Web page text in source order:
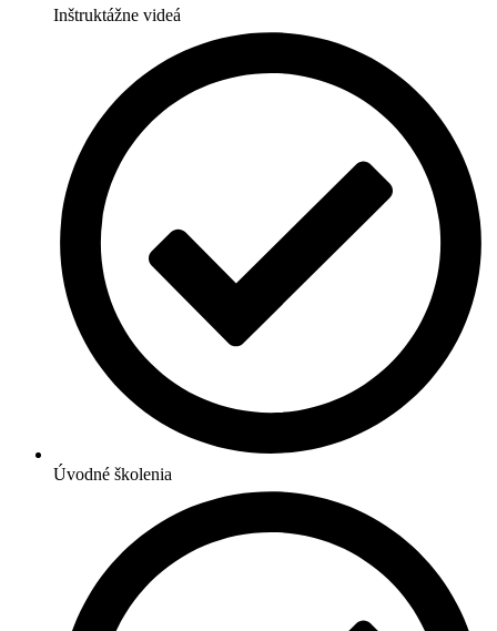
Inštruktážne videá
Úvodné školenia